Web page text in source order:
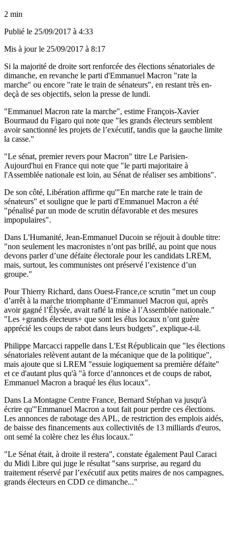
2 min
Publié le 25/09/2017 à 4:33
Mis à jour le 25/09/2017 à 8:17
Si la majorité de droite sort renforcée des élections sénatoriales de
dimanche, en revanche le parti d'Emmanuel Macron "rate la
marche" ou encore "rate le train de sénateurs", en restant très en-
deçà de ses objectifs, selon la presse de lundi.
"Emmanuel Macron rate la marche", estime François-Xavier
Bourmaud du Figaro qui note que "les grands électeurs semblent
avoir sanctionné les projets de l’exécutif, tandis que la gauche limite
la casse."
"Le sénat, premier revers pour Macron" titre Le Parisien-
Aujourd'hui en France qui note que "le parti majoritaire à
l'Assemblée nationale est loin, au Sénat de réaliser ses ambitions".
De son côté, Libération affirme qu'"En marche rate le train de
sénateurs" et souligne que le parti d'Emmanuel Macron a été
"pénalisé par un mode de scrutin défavorable et des mesures
impopulaires".
Dans L'Humanité, Jean-Emmanuel Ducoin se réjouit à double titre:
"non seulement les macronistes n’ont pas brillé, au point que nous
devons parler d’une défaite électorale pour les candidats LREM,
mais, surtout, les communistes ont préservé l’existence d’un
groupe."
Pour Thierry Richard, dans Ouest-France,ce scrutin "met un coup
d’arrêt à la marche triomphante d’Emmanuel Macron qui, après
avoir gagné l’Élysée, avait raflé la mise à l’Assemblée nationale."
"Les +grands électeurs+ que sont les élus locaux n’ont guère
apprécié les coups de rabot dans leurs budgets", explique-t-il.
Philippe Marcacci rappelle dans L'Est Républicain que "les élections
sénatoriales relèvent autant de la mécanique que de la politique",
mais ajoute que si LREM "essuie logiquement sa première défaite"
et ce d'autant plus qu'à "à force d’annonces et de coups de rabot,
Emmanuel Macron a braqué les élus locaux".
Dans La Montagne Centre France, Bernard Stéphan va jusqu'à
écrire qu'"Emmanuel Macron a tout fait pour perdre ces élections.
Les annonces de rabotage des APL, de restriction des emplois aidés,
de baisse des financements aux collectivités de 13 milliards d'euros,
ont semé la colère chez les élus locaux."
"Le Sénat était, à droite il restera", constate également Paul Caraci
du Midi Libre qui juge le résultat "sans surprise, au regard du
traitement réservé par l’exécutif aux petits maires de nos campagnes,
grands électeurs en CDD ce dimanche..."